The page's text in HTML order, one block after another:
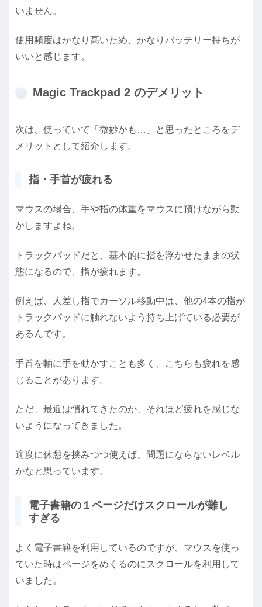
いません。
使用頻度はかなり高いため、かなりバッテリー持ちが
いいと感じます。
Magic Trackpad 2 のデメリット
次は、使っていて「微妙かも…」と思ったところをデ
メリットとして紹介します。
指・手首が疲れる
マウスの場合、手や指の体重をマウスに預けながら動
かしますよね。
トラックパッドだと、基本的に指を浮かせたままの状
態になるので、指が疲れます。
例えば、人差し指でカーソル移動中は、他の4本の指が
トラックパッドに触れないよう持ち上げている必要が
あるんです。
手首を軸に手を動かすことも多く、こちらも疲れを感
じることがあります。
ただ、最近は慣れてきたのか、それほど疲れを感じな
いようになってきました。
適度に休憩を挟みつつ使えば、問題にならないレベル
かなと思っています。
電子書籍の１ページだけスクロールが難し
すぎる
よく電子書籍を利用しているのですが、マウスを使っ
ていた時はページをめくるのにスクロールを利用して
いました。